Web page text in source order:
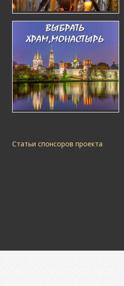
Статьи спонсоров проекта